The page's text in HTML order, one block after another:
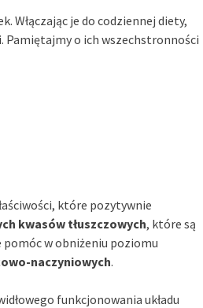
Włączając je do codziennej diety,
Pamiętajmy o ich wszechstronności
które pozytywnie
kwasów tłuszczowych, które są
pomóc w obniżeniu poziomu
naczyniowych.
funkcjonowania układu